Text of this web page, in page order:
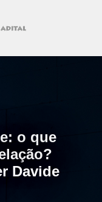
o que
Davide